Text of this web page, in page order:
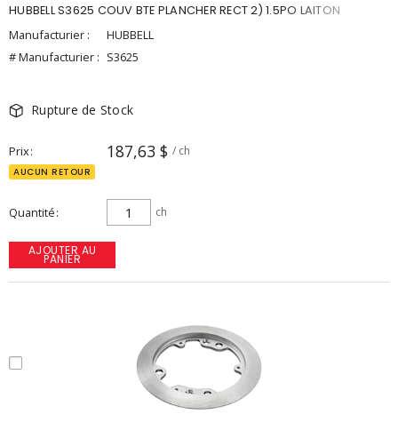
HUBBELL S3625 COUV BTE PLANCHER RECT 2) 1.5PO LAITON
Manufacturier :
HUBBELL
# Manufacturier : S3625
Rupture de Stock
Prix 187,63 $ / ch
AUCUN RETOUR
Quantité ch
AJOUTER AU
PANIER